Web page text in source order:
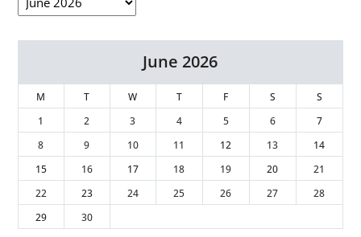
June 2026
M T W T F S
S
1
2 3 4 5 6
7
8
9 10 11 12 13
14
15
16 17 18 19 20
21
22
23 24 25 26 27
28
29
30